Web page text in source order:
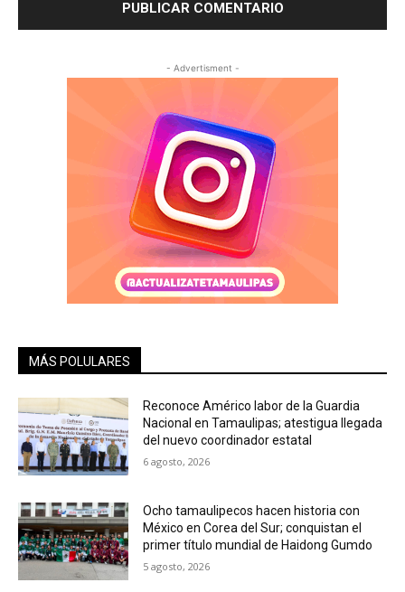
- Advertisment -
MÁS POLULARES
Reconoce Américo labor de la Guardia
Nacional en Tamaulipas; atestigua llegada
del nuevo coordinador estatal
6 agosto, 2026
Ocho tamaulipecos hacen historia con
México en Corea del Sur; conquistan el
primer título mundial de Haidong Gumdo
5 agosto, 2026